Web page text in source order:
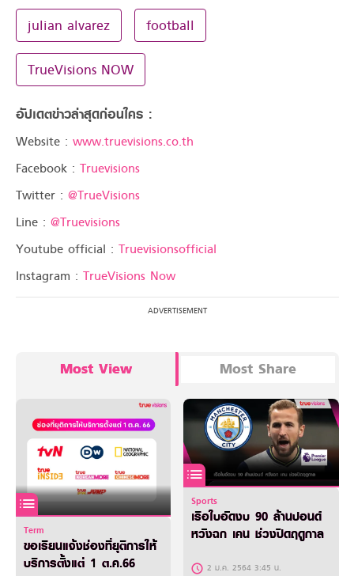
julian alvarez football
TrueVisions NOW
อัปเดตข่าวล่าสุดก่อนใคร :
Website : www.truevisions.co.th
Facebook : Truevisions
Twitter : @TrueVisions
Line : @Truevisions
Youtube official : Truevisionsofficial
Instagram : TrueVisions Now
Most View Most Share
Term
ขอเรียนแจ้งช่องที่ยุติการให้
บริการตั้งแต่ 1 ต.ค.66
Sports
เรือใบอัดงบ 90 ล้านปอนด์
หวังฉก เคน ช่วงปิดฤดูกาล
2 ม.ค. 2564 3:45 น.